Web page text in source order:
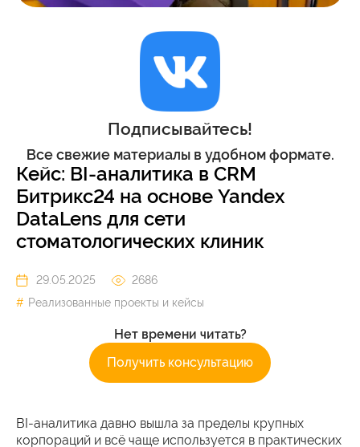
Подписывайтесь!
Все свежие материалы в удобном формате.
Кейс: BI-аналитика в CRM
Битрикс24 на основе Yandex
DataLens для сети
стоматологических клиник
29.05.2025
2686
Реализованные проекты и кейсы
Нет времени читать?
Получить консультацию
BI-аналитика давно вышла за пределы крупных
корпораций и всё чаще используется в практических